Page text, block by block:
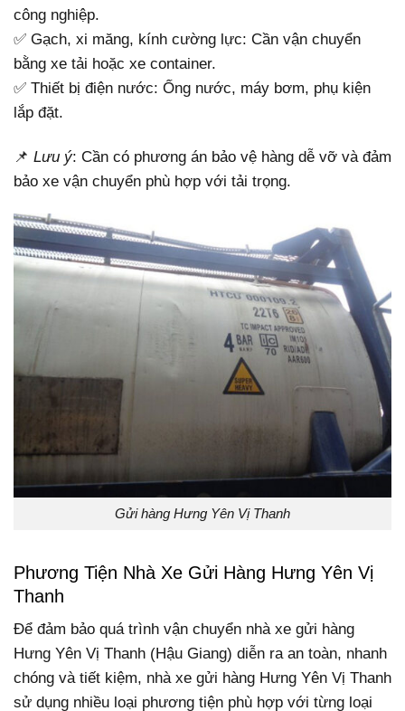
công nghiệp.
✅ Gạch, xi măng, kính cường lực: Cần vận chuyển
bằng xe tải hoặc xe container.
✅ Thiết bị điện nước: Ống nước, máy bơm, phụ kiện
lắp đặt.
📌 Lưu ý: Cần có phương án bảo vệ hàng dễ vỡ và đảm
bảo xe vận chuyển phù hợp với tải trọng.
Gửi hàng Hưng Yên Vị Thanh
Phương Tiện Nhà Xe Gửi Hàng Hưng Yên Vị
Thanh
Để đảm bảo quá trình vận chuyển nhà xe gửi hàng
Hưng Yên Vị Thanh (Hậu Giang) diễn ra an toàn, nhanh
chóng và tiết kiệm, nhà xe gửi hàng Hưng Yên Vị Thanh
sử dụng nhiều loại phương tiện phù hợp với từng loại